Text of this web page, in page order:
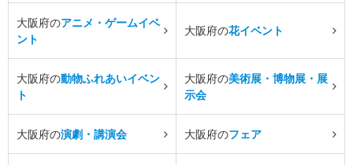
大阪府のアニメ・ゲームイベ
ント
大阪府の花イベント
大阪府の動物ふれあいイベン
ト
大阪府の美術展・博物展・展
示会
大阪府の演劇・講演会 大阪府のフェア